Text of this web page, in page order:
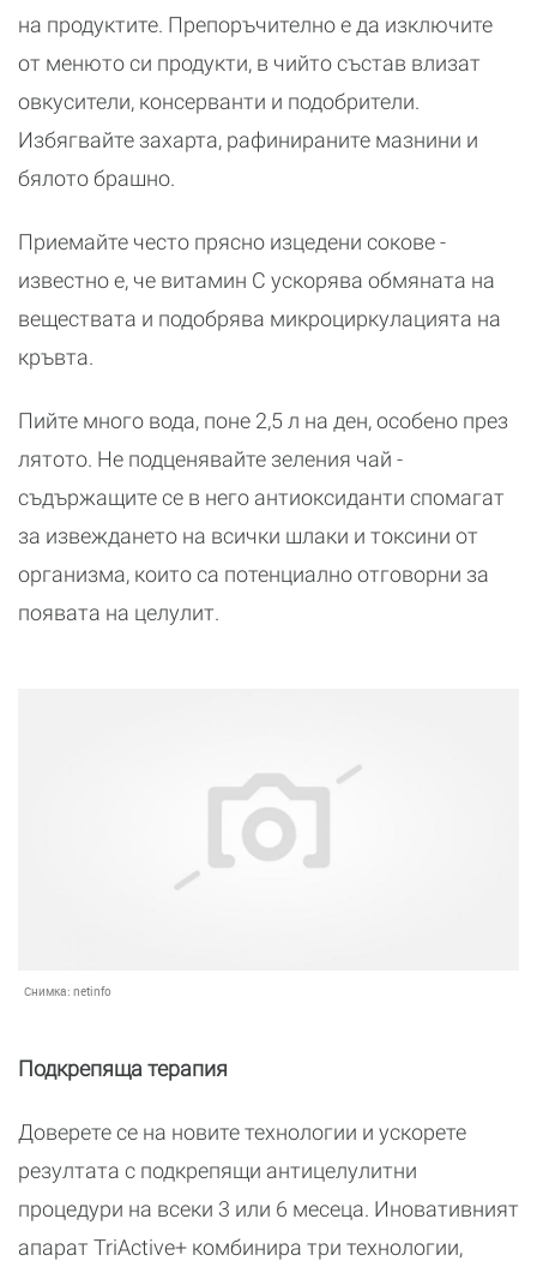
на продуктите. Препоръчително е да изключите
от менюто си продукти, в чийто състав влизат
овкусители, консерванти и подобрители.
Избягвайте захарта, рафинираните мазнини и
бялото брашно.
Приемайте често прясно изцедени сокове -
известно е, че витамин С ускорява обмяната на
веществата и подобрява микроциркулацията на
кръвта.
Пийте много вода, поне 2,5 л на ден, особено през
лятото. Не подценявайте зеления чай -
съдържащите се в него антиоксиданти спомагат
за извеждането на всички шлаки и токсини от
организма, които са потенциално отговорни за
появата на целулит.
Снимка: netinfo
Подкрепяща терапия
Доверете се на новите технологии и ускорете
резултата с подкрепящи антицелулитни
процедури на всеки 3 или 6 месеца. Иновативният
апарат TriActive+ комбинира три технологии,